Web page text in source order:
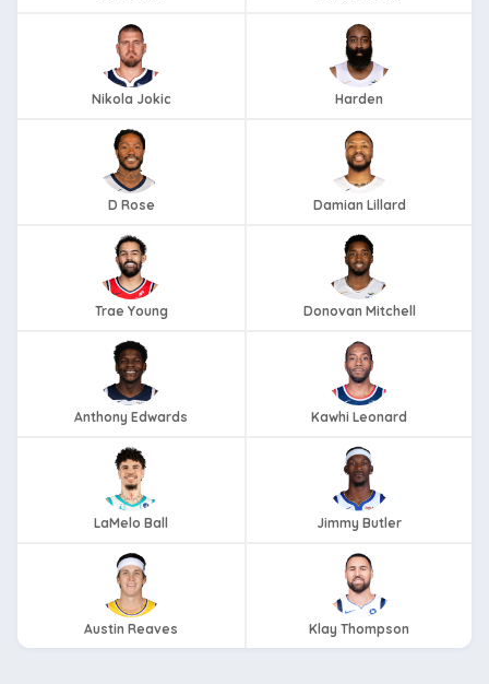
Nikola Jokic Harden
D Rose Damian Lillard
Trae Young Donovan Mitchell
Anthony Edwards Kawhi Leonard
LaMelo Ball Jimmy Butler
Austin Reaves Klay Thompson